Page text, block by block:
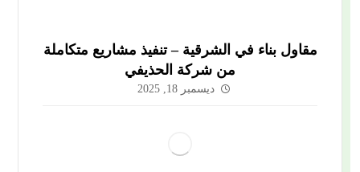
مقاول بناء في الشرقية – تنفيذ مشاريع متكاملة
من شركة الحذيفي
ديسمبر 18, 2025